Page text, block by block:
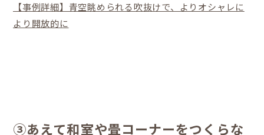
【事例詳細】青空眺められる吹抜けで、よりオシャレに
より開放的に
③あえて和室や畳コーナーをつくらな